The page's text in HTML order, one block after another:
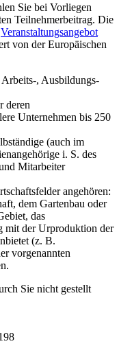
Sie bei Vorliegen
Teilnehmerbeitrag. Die
Veranstaltungsangebot
von der Europäischen
, Ausbildungs-
deren
Unternehmen bis 250
(auch im
i. S. des
Mitarbeiter
angehören:
dem Gartenbau oder
das
mit der Urproduktion der
(z. B.
vorgenannten
Sie nicht gestellt